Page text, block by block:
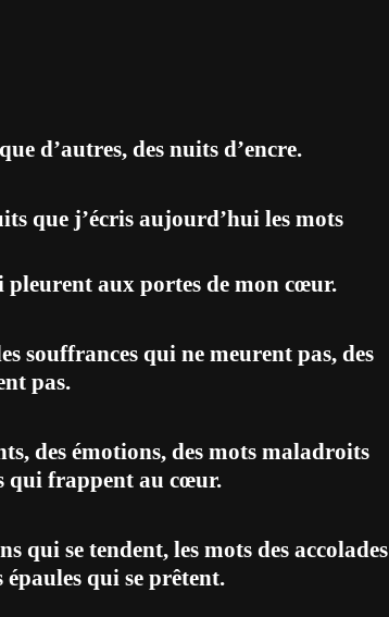
d’autres, des nuits d’encre.
que j’écris aujourd’hui les mots
aux portes de mon cœur.
souffrances qui ne meurent pas, des
pas.
des émotions, des mots maladroits
qui frappent au cœur.
qui se tendent, les mots des accolades
qui se prêtent.